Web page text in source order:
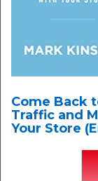
Come Back
Traffic and
Your Store